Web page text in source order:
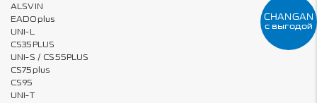
ALSVIN
EADOplus
UNI-L
CS35PLUS
UNI-S / CS55PLUS
CS75plus
CS95
UNI-T
CHANGAN
с выгодой